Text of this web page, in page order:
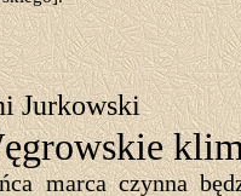
Jurkowski
marca czynna